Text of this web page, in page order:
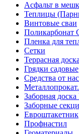
Асфальт в
Теплицы
Винтовые сваи
Поликарбонат
Пленка для
Сетки
Террасная доска
Грядки садовые
Средства от
Заборная доска
Заборные
Евроштакетник
Профнастил